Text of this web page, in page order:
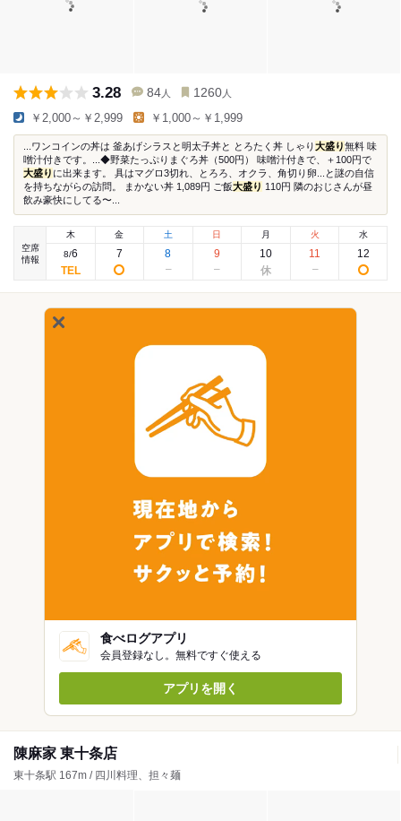
3.28 84 人 1260 人
￥2,000～￥2,999 ￥1,000～￥1,999
...ワンコインの丼は 釜あげシラスと明太子丼と とろたく丼 しゃり大盛り無料 味
噌汁付きです。...◆野菜たっぷりまぐろ丼（500円） 味噌汁付きで、＋100円で
大盛り に出来ます。 具はマグロ3切れ、とろろ、オクラ、角切り卵...と謎の自信
を持ちながらの訪問。 まかない丼 1,089円 ご飯大盛り 110円 隣のおじさんが昼
飲み豪快にしてる〜...
空席
情報
木
8/6
金
7
土
8
日
9
月
10
火
11
水
12
食べログアプリ
会員登録なし。無料ですぐ使える
アプリを開く
陳麻家 東十条店
東十条駅 167m / 四川料理、担々麺